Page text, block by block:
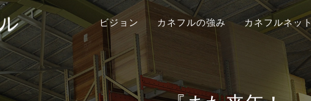
ビジョン カネフルの強み カネフルネット